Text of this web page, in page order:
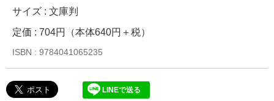
サイズ : 文庫判
定価 : 704円（本体640円＋税）
ISBN : 9784041065235
LINEで送る